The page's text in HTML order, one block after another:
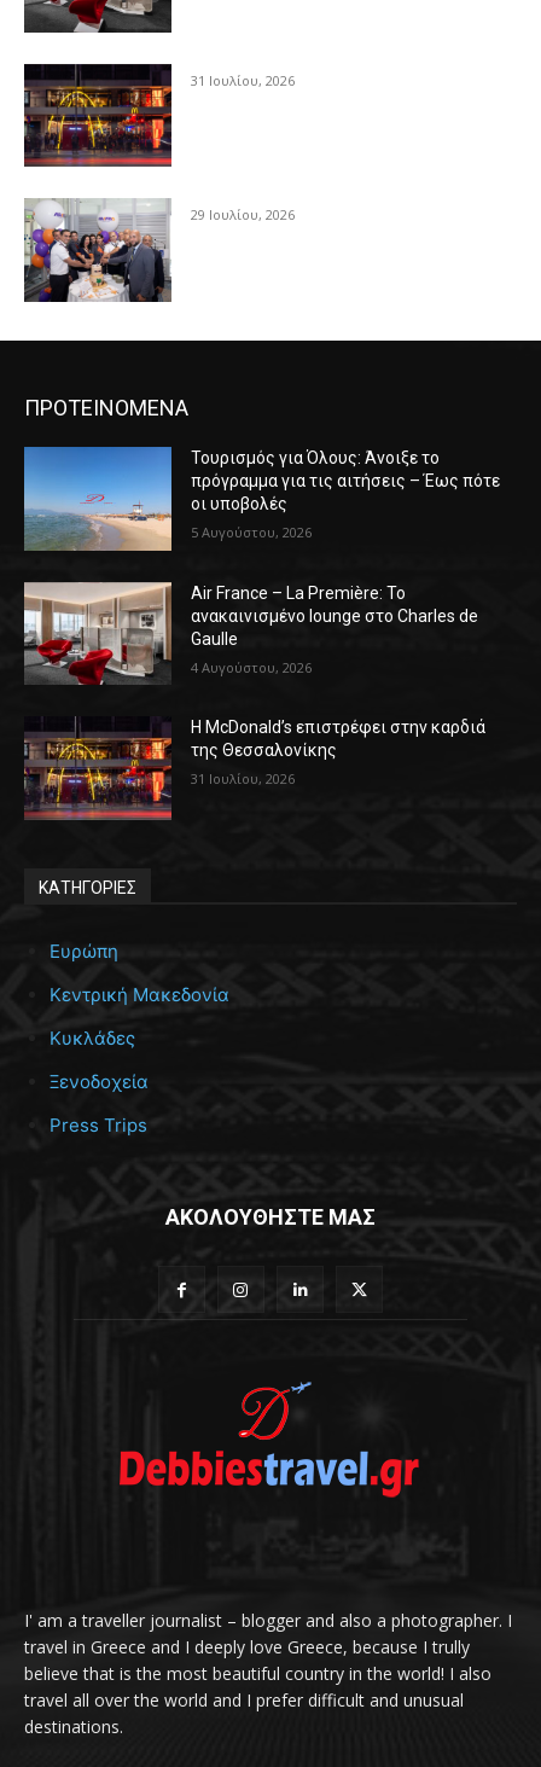
31 Ιουλίου, 2026
29 Ιουλίου, 2026
ΠΡΟΤΕΙΝΟΜΕΝΑ
Τουρισμός για Όλους: Άνοιξε το
πρόγραμμα για τις αιτήσεις – Έως πότε
οι υποβολές
5 Αυγούστου, 2026
Air France – La Première: Το
ανακαινισμένο lounge στο Charles de
Gaulle
4 Αυγούστου, 2026
Η McDonald’s επιστρέφει στην καρδιά
της Θεσσαλονίκης
31 Ιουλίου, 2026
ΚΑΤΗΓΟΡΙΕΣ
Ευρώπη
Κεντρική Μακεδονία
Κυκλάδες
Ξενοδοχεία
Press Trips
ΑΚΟΛΟΥΘΗΣΤΕ ΜΑΣ
I' am a traveller journalist – blogger and also a photographer. I
travel in Greece and I deeply love Greece, because I trully
believe that is the most beautiful country in the world! I also
travel all over the world and I prefer difficult and unusual
destinations.